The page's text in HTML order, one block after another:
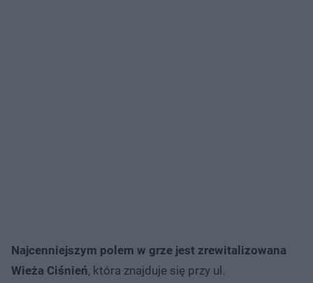
Najcenniejszym polem w grze jest zrewitalizowana
Wieża Ciśnień, która znajduje się przy ul.